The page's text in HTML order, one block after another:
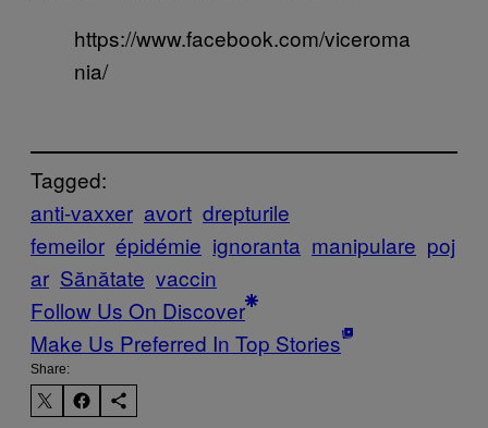
https://www.facebook.com/viceroma
nia/
Tagged:
anti-vaxxer avort drepturile
femeilor épidémie ignoranta manipulare poj
ar Sănătate vaccin
Follow Us On Discover
Make Us Preferred In Top Stories
Share: